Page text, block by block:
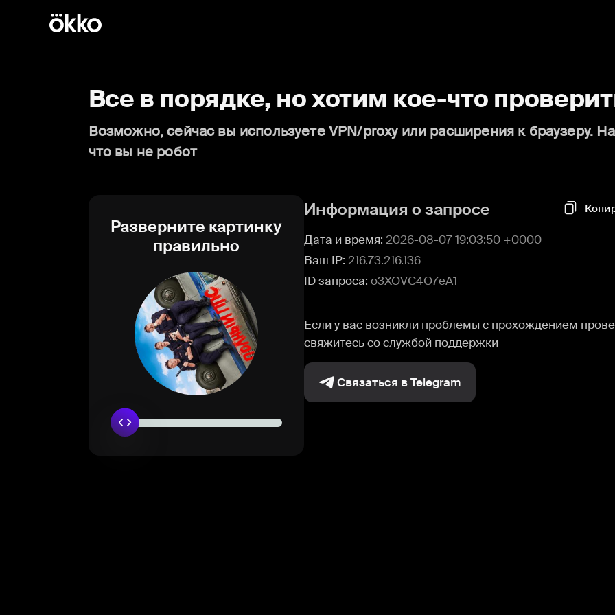
Все в порядке, но хотим кое-что
Возможно, сейчас вы используете VPN/proxy или расширения к браузеру.
что вы не робот
Разверните картинку
правильно
Информация о запросе
Дата и время: 2026-08-07 19:03:50 +0000
Ваш IP: 216.73.216.136
ID запроса: o3XOVC4O7eA1
Если у вас возникли проблемы с прохождением
свяжитесь со службой поддержки
Связаться в Telegram